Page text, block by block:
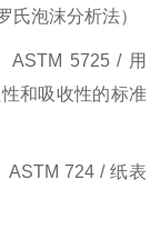
氏泡沫分析法）
ASTM 5725 / 用
和吸收性的标准
ASTM 724 / 纸表